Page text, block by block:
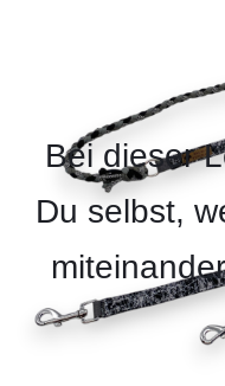
Bei dieser
Du selbst,